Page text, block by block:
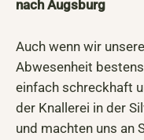
nach Augsburg
Auch wenn wir
Abwesenheit
einfach schreckhaft
der Knallerei in der
und machten uns an